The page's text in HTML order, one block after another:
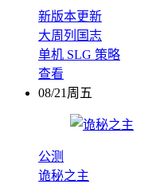
新版本更新
大周列国志
单机 SLG 策略
查看
08/21周五
公测
诡秘之主